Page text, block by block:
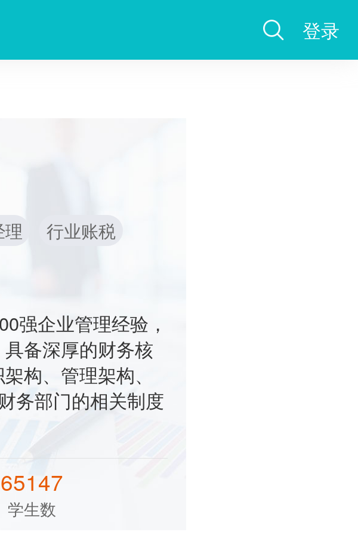
登录
行业账税
强企业管理经验，
备深厚的财务核
构、管理架构、
务部门的相关制度
65147
学生数